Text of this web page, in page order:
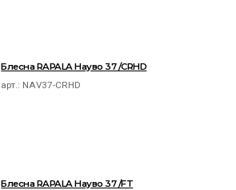
Блесна RAPALA Науво 37 /CRHD
арт.: NAV37-CRHD
Блесна RAPALA Науво 37 /FT